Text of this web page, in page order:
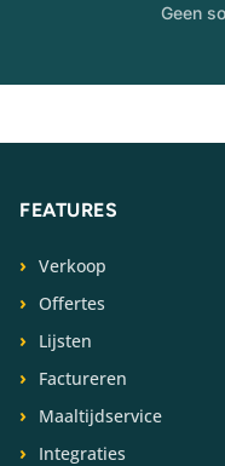
Geen
FEATURES
Verkoop
Offertes
Lijsten
Factureren
Maaltijdservice
Integraties